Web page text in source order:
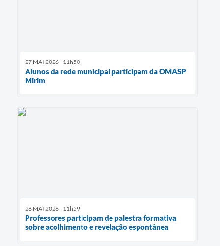
27 MAI 2026 - 11h50
Alunos da rede municipal participam da OMASP
Mirim
26 MAI 2026 - 11h59
Professores participam de palestra formativa
sobre acolhimento e revelação espontânea